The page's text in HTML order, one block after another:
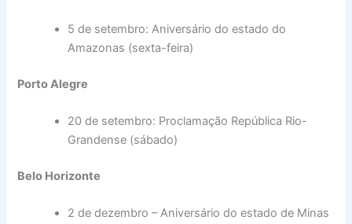
5 de setembro: Aniversário do estado do
Amazonas (sexta-feira)
Porto Alegre
20 de setembro: Proclamação República Rio-
Grandense (sábado)
Belo Horizonte
2 de dezembro – Aniversário do estado de Minas